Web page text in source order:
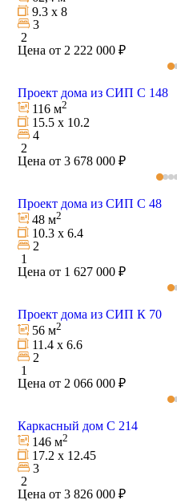
9.3 х 8
3
2
Цена от 2 222 000 ₽
Проект дома из СИП С 148
116 м2
15.5 х 10.2
4
2
Цена от 3 678 000 ₽
Проект дома из СИП C 48
48 м2
10.3 х 6.4
2
1
Цена от 1 627 000 ₽
Проект дома из СИП К 70
56 м2
11.4 х 6.6
2
1
Цена от 2 066 000 ₽
Каркасный дом С 214
146 м2
17.2 х 12.45
3
2
Цена от 3 826 000 ₽